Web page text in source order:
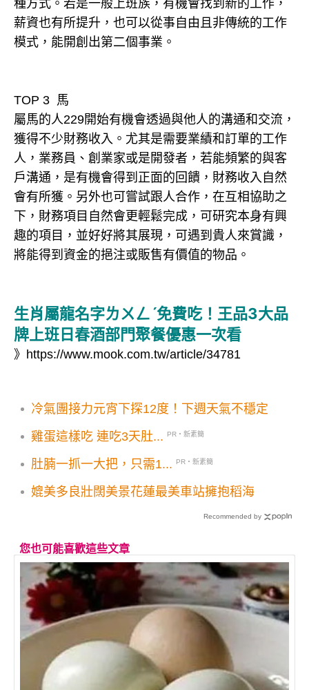
種方式。若是一般上班族，有機會找到新的工作，
薪資也有所提升，也可以從事自由且非傳統的工作
模式，能開創出第二個事業。
TOP 3 馬
屬馬的人229開始有機會透過與他人的溝通和交流，
獲得不少財務收入。尤其是需要業績和訂單的工作
人，業務員、創業家或是開發者，若能頻繁的與客
戶溝通，是有機會得到正面的回饋，財務收入自然
會有所獲。另外也可嘗試跟人合作，在互相協助之
下，財務項目自然會更輕鬆完成，可研究本身有興
趣的項目，並好好將其展現，可遇到貴人來賞識，
將能得到資金的挹注或販售有價值的物品。
生肖屬龍名字ㄌㄨㄥˊ免費吃！王品3大品
牌上班日春酒部門聚餐優惠一次看
》 https://www.mook.com.tw/article/34781
冷氣團接力元宵下探12度！下週天氣不穩定
雞蛋這樣吃 連吃3天肚...
PR・新素簡
肚腩一抓一大把，只需1... PR・新素簡
媲美多良壯闊美景花蓮最美車站擁抱稻海
Recommended by
您也可能喜歡這些文章